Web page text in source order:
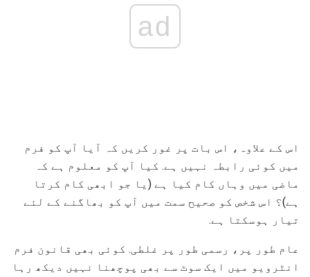
ad
اس کے علاوہ، اس بات پر غور کریں کہ آیا آپ کو فرم
میں کوئی رابطہ نہیں ہے. کیا آپ کو معلوم ہے کہ
ماضی میں وہاں کام کیا ہے (یا جو ابھی کام کرتا
ہے)؟ اس شخص کو صحیح سمت میں آپ کو بھاگنے کے لئے
تیار ہوسکتا ہے.
عام طور پر، رسمی طور پر غلطی. کوئی بھی قانون فرم
انٹرویو میں ایک سوٹ سے بھی پوچھنا نہیں دیکھ رہا